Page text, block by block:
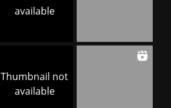
available
Thumbnail not
available